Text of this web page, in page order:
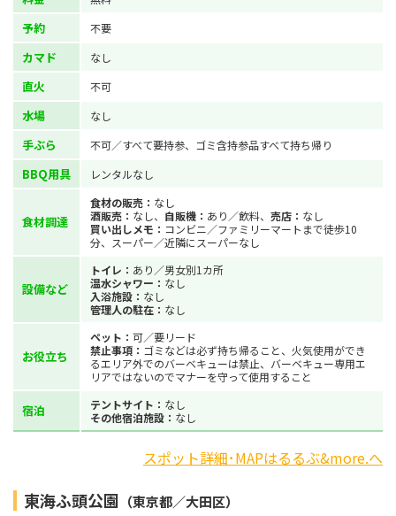
予約 不要
カマド なし
直火 不可
水場 なし
手ぶら 不可／すべて要持参、ゴミ含持参品すべて持ち帰り
BBQ用具 レンタルなし
食材調達
食材の販売： なし
酒販売： なし、 自販機： あり／飲料、 売店： なし
買い出しメモ： コンビニ／ファミリーマートまで徒歩10
分、スーパー／近隣にスーパーなし
設備など
トイレ： あり／男女別1カ所
温水シャワー： なし
入浴施設： なし
管理人の駐在： なし
お役立ち
ペット： 可／要リード
禁止事項： ゴミなどは必ず持ち帰ること、火気使用ができ
るエリア外でのバーベキューは禁止、バーベキュー専用エ
リアではないのでマナーを守って使用すること
宿泊 テントサイト： なし
その他宿泊施設： なし
スポット詳細･MAPはるるぶ&more.へ
東海ふ頭公園 （東京都／大田区）